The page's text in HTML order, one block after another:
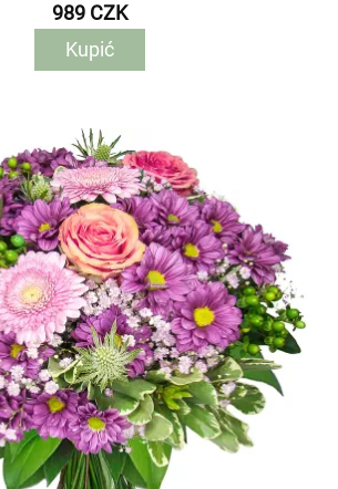
989 CZK
Kupić